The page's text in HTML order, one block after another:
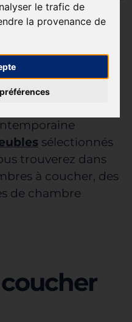
le trafic de
la provenance de
À
de votre
sélectionnés
trouverez dans
à coucher, des
de chambre